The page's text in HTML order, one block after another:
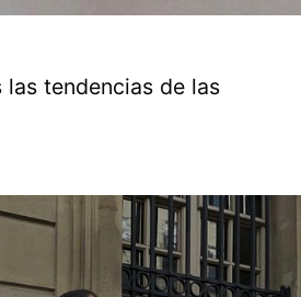
las tendencias de las